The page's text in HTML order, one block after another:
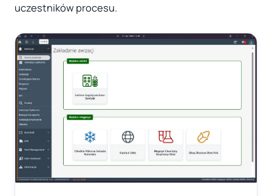
uczestników procesu.